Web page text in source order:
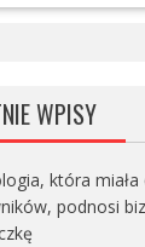
WPISY
która miała
podnosi